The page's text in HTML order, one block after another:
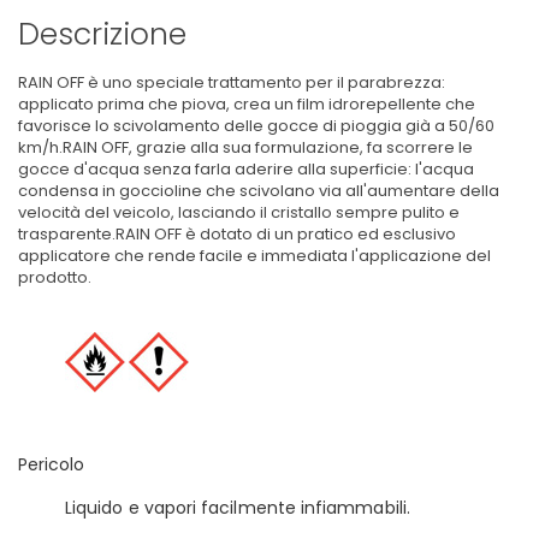
Descrizione
RAIN OFF è uno speciale trattamento per il parabrezza:
applicato prima che piova, crea un film idrorepellente che
favorisce lo scivolamento delle gocce di pioggia già a 50/60
km/h.RAIN OFF, grazie alla sua formulazione, fa scorrere le
gocce d'acqua senza farla aderire alla superficie: l'acqua
condensa in goccioline che scivolano via all'aumentare della
velocità del veicolo, lasciando il cristallo sempre pulito e
trasparente.RAIN OFF è dotato di un pratico ed esclusivo
applicatore che rende facile e immediata l'applicazione del
prodotto.
Pericolo
Liquido e vapori facilmente infiammabili.